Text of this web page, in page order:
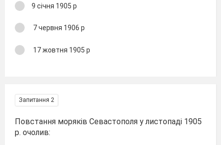
9 січня 1905 р
7 червня 1906 р
17 жовтня 1905 р
Запитання 2
Повстання моряків Севастополя у листопаді 1905
р. очолив: